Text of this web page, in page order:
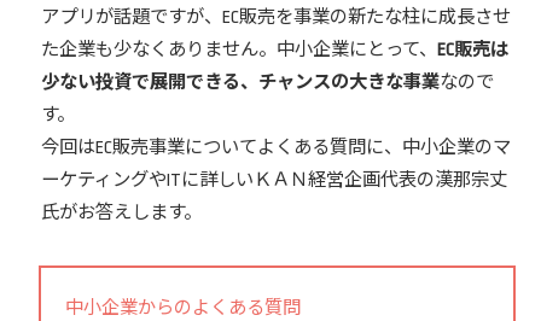
アプリが話題ですが、EC販売を事業の新たな柱に成長させ
た企業も少なくありません。中小企業にとって、 EC販売は
少ない投資で展開できる、チャンスの大きな事業なので
す。
今回はEC販売事業についてよくある質問に、中小企業のマ
ーケティングやITに詳しいＫＡＮ経営企画代表の漢那宗丈
氏がお答えします。
中小企業からのよくある質問